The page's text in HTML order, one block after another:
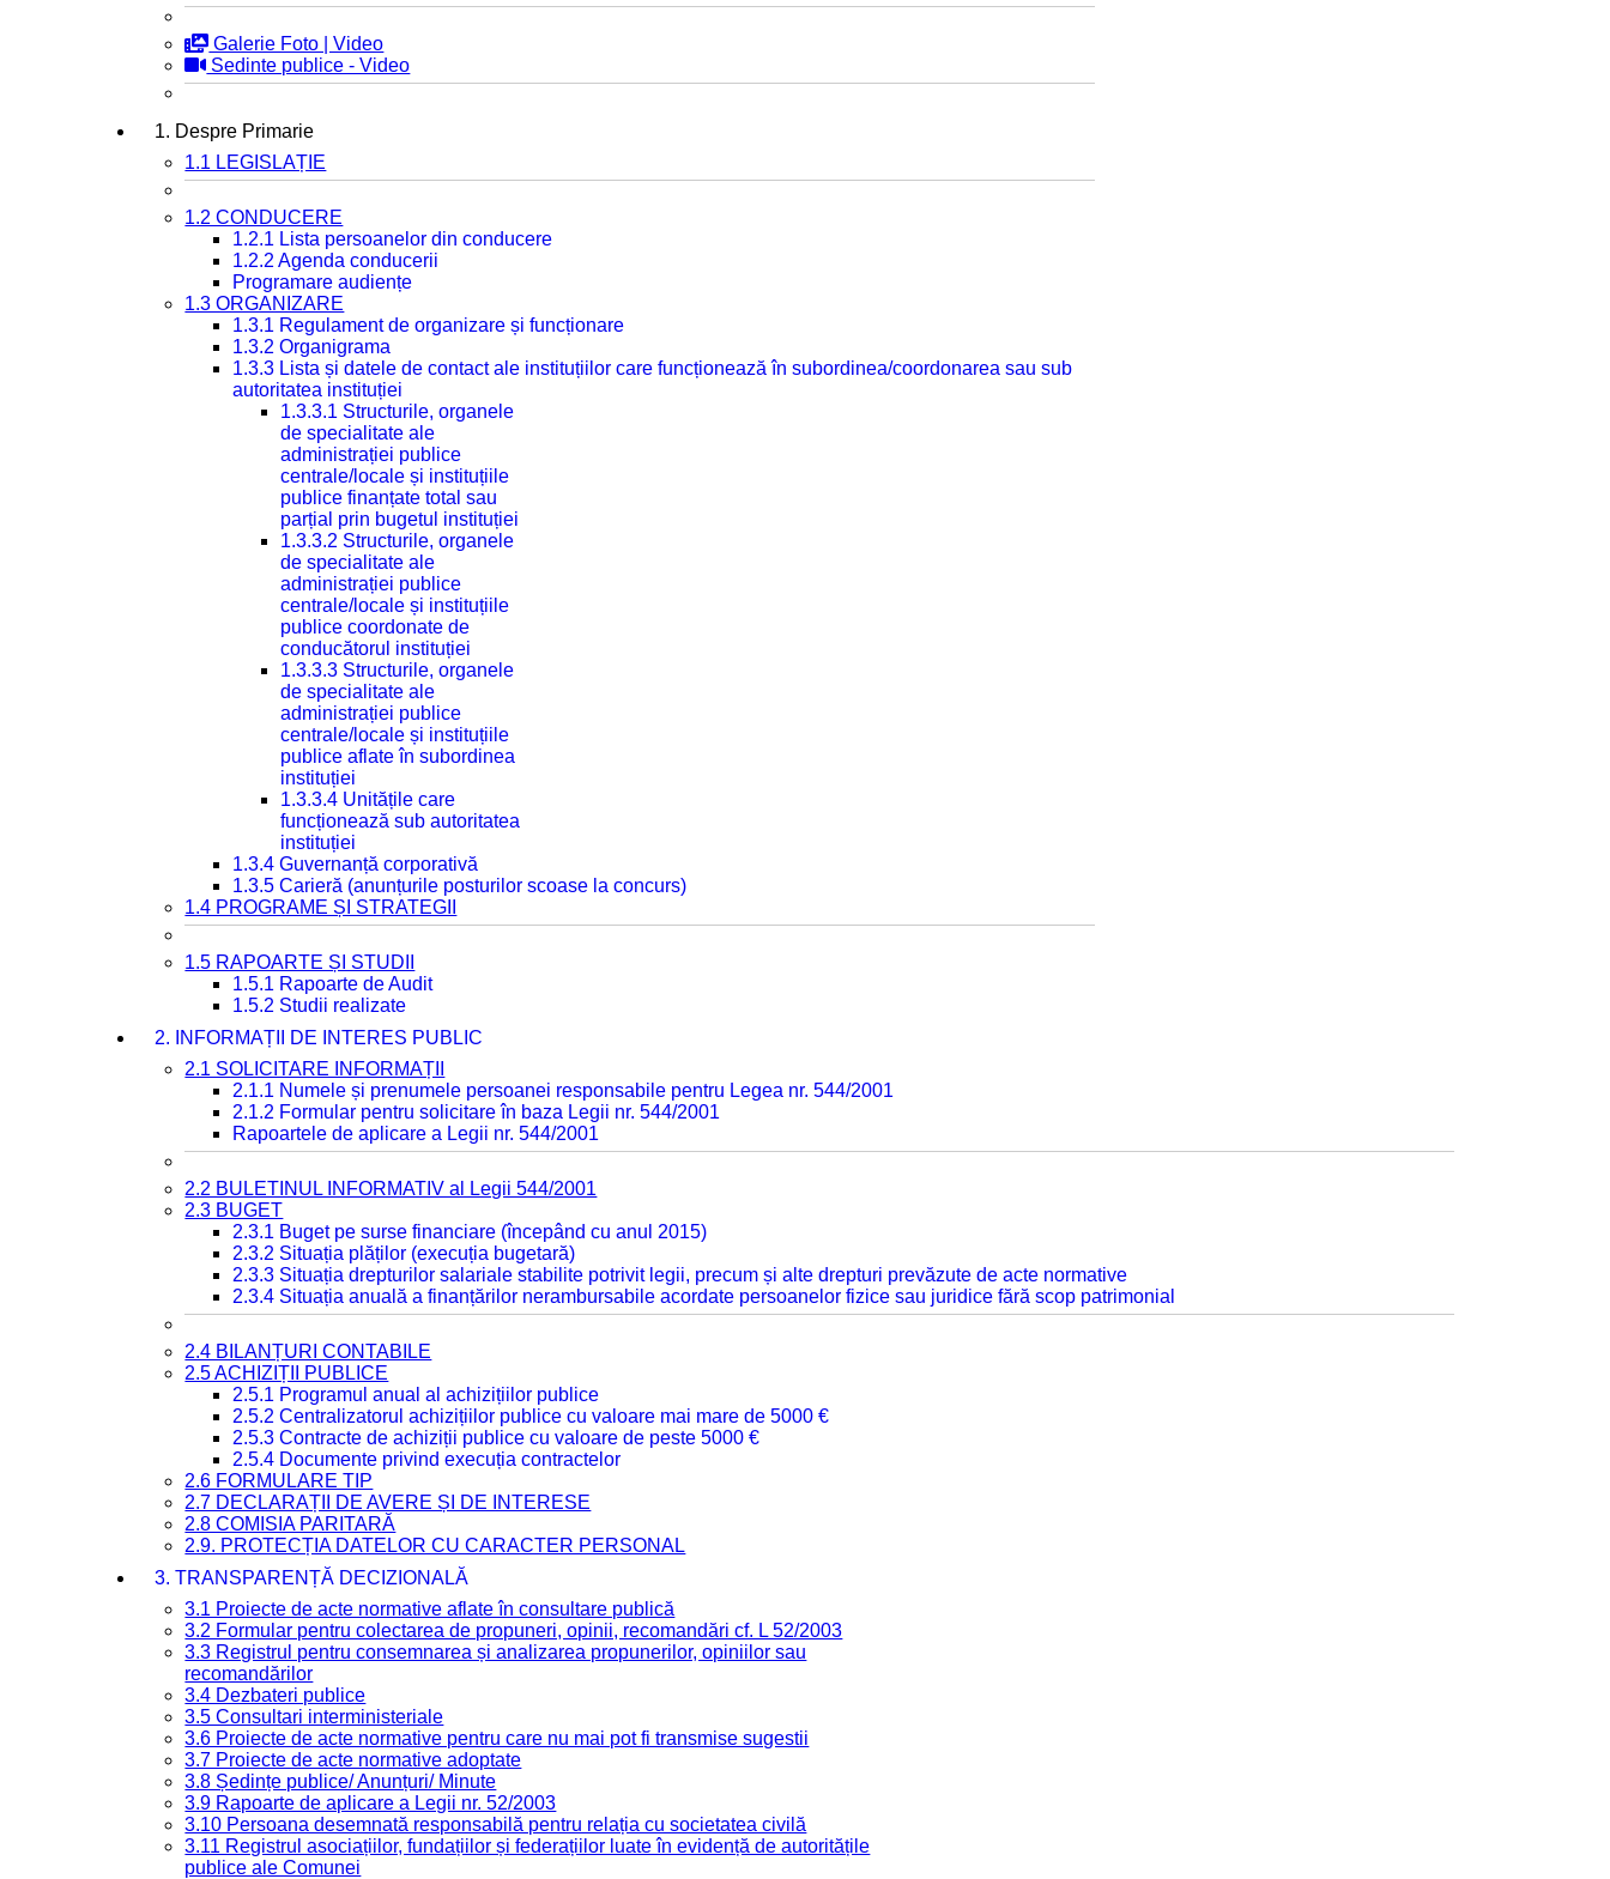
Galerie Foto | Video
Sedinte publice - Video
1. Despre Primarie
1.1 LEGISLAȚIE
1.2 CONDUCERE
1.2.1 Lista persoanelor din conducere
1.2.2 Agenda conducerii
Programare audiențe
1.3 ORGANIZARE
1.3.1 Regulament de organizare și funcționare
1.3.2 Organigrama
1.3.3 Lista și datele de contact ale instituțiilor care funcționează în subordinea/coordonarea sau sub
autoritatea instituției
1.3.3.1 Structurile, organele
de specialitate ale
administrației publice
centrale/locale și instituțiile
publice finanțate total sau
parțial prin bugetul instituției
1.3.3.2 Structurile, organele
de specialitate ale
administrației publice
centrale/locale și instituțiile
publice coordonate de
conducătorul instituției
1.3.3.3 Structurile, organele
de specialitate ale
administrației publice
centrale/locale și instituțiile
publice aflate în subordinea
instituției
1.3.3.4 Unitățile care
funcționează sub autoritatea
instituției
1.3.4 Guvernanță corporativă
1.3.5 Carieră (anunțurile posturilor scoase la concurs)
1.4 PROGRAME ȘI STRATEGII
1.5 RAPOARTE ȘI STUDII
1.5.1 Rapoarte de Audit
1.5.2 Studii realizate
2. INFORMAȚII DE INTERES PUBLIC
2.1 SOLICITARE INFORMAȚII
2.1.1 Numele și prenumele persoanei responsabile pentru Legea nr. 544/2001
2.1.2 Formular pentru solicitare în baza Legii nr. 544/2001
Rapoartele de aplicare a Legii nr. 544/2001
2.2 BULETINUL INFORMATIV al Legii 544/2001
2.3 BUGET
2.3.1 Buget pe surse financiare (începând cu anul 2015)
2.3.2 Situația plăților (execuția bugetară)
2.3.3 Situația drepturilor salariale stabilite potrivit legii, precum și alte drepturi prevăzute de acte normative
2.3.4 Situația anuală a finanțărilor nerambursabile acordate persoanelor fizice sau juridice fără scop patrimonial
2.4 BILANȚURI CONTABILE
2.5 ACHIZIȚII PUBLICE
2.5.1 Programul anual al achizițiilor publice
2.5.2 Centralizatorul achizițiilor publice cu valoare mai mare de 5000 €
2.5.3 Contracte de achiziții publice cu valoare de peste 5000 €
2.5.4 Documente privind execuția contractelor
2.6 FORMULARE TIP
2.7 DECLARAȚII DE AVERE ȘI DE INTERESE
2.8 COMISIA PARITARĂ
2.9. PROTECȚIA DATELOR CU CARACTER PERSONAL
3. TRANSPARENȚĂ DECIZIONALĂ
3.1 Proiecte de acte normative aflate în consultare publică
3.2 Formular pentru colectarea de propuneri, opinii, recomandări cf. L 52/2003
3.3 Registrul pentru consemnarea și analizarea propunerilor, opiniilor sau
recomandărilor
3.4 Dezbateri publice
3.5 Consultari interministeriale
3.6 Proiecte de acte normative pentru care nu mai pot fi transmise sugestii
3.7 Proiecte de acte normative adoptate
3.8 Ședințe publice/ Anunțuri/ Minute
3.9 Rapoarte de aplicare a Legii nr. 52/2003
3.10 Persoana desemnată responsabilă pentru relația cu societatea civilă
3.11 Registrul asociațiilor, fundațiilor și federațiilor luate în evidență de autoritățile
publice ale Comunei